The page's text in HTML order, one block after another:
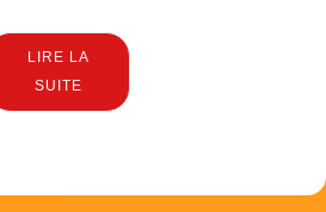
LIRE LA
SUITE